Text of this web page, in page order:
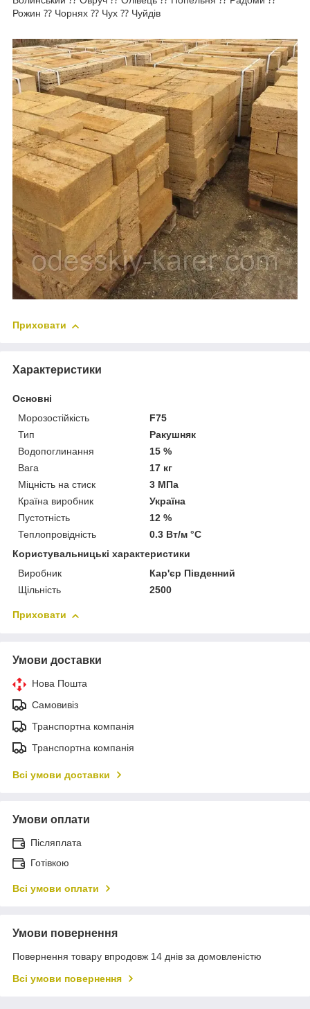
Рожин ⁇ Чорнях ⁇ Чух ⁇ Чуйдів
Приховати
Характеристики
Основні
Морозостійкість
F75
Тип
Ракушняк
Водопоглинання
15 %
Вага
17 кг
Міцність на стиск
3 МПа
Країна виробник
Україна
Пустотність
12 %
Теплопровідність
0.3 Вт/м °С
Користувальницькі характеристики
Виробник
Кар'єр Південний
Щільність
2500
Приховати
Умови доставки
Нова Пошта
Самовивіз
Транспортна компанія
Транспортна компанія
Всі умови доставки
Умови оплати
Післяплата
Готівкою
Всі умови оплати
Умови повернення
Повернення товару впродовж 14 днів за домовленістю
Всі умови повернення